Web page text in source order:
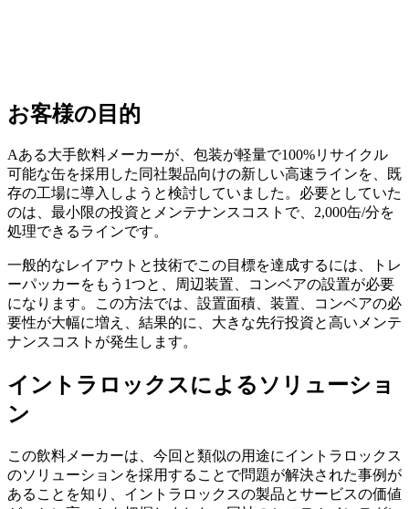
お客様の目的
Aある大手飲料メーカーが、包装が軽量で100%リサイクル
可能な缶を採用した同社製品向けの新しい高速ラインを、既
存の工場に導入しようと検討していました。必要としていた
のは、最小限の投資とメンテナンスコストで、2,000缶/分を
処理できるラインです。
一般的なレイアウトと技術でこの目標を達成するには、トレ
ーパッカーをもう1つと、周辺装置、コンベアの設置が必要
になります。この方法では、設置面積、装置、コンベアの必
要性が大幅に増え、結果的に、大きな先行投資と高いメンテ
ナンスコストが発生します。
イントラロックスによるソリューショ
ン
この飲料メーカーは、今回と類似の用途にイントラロックス
のソリューションを採用することで問題が解決された事例が
あることを知り、イントラロックスの製品とサービスの価値